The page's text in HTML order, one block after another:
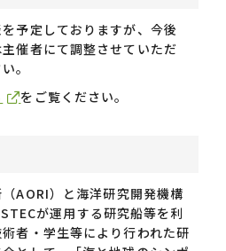
予定しておりますが、今後
催者にて調整させていただ
。
をご覧ください。
AORI）と海洋研究開発機構
が運用する研究船等を利
者・学生等により行われた研